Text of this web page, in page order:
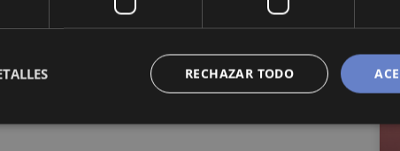
, de la creación de una unión de los Estados
idea que nazca en el siglo XIX, sino una
RECHAZAR TODO